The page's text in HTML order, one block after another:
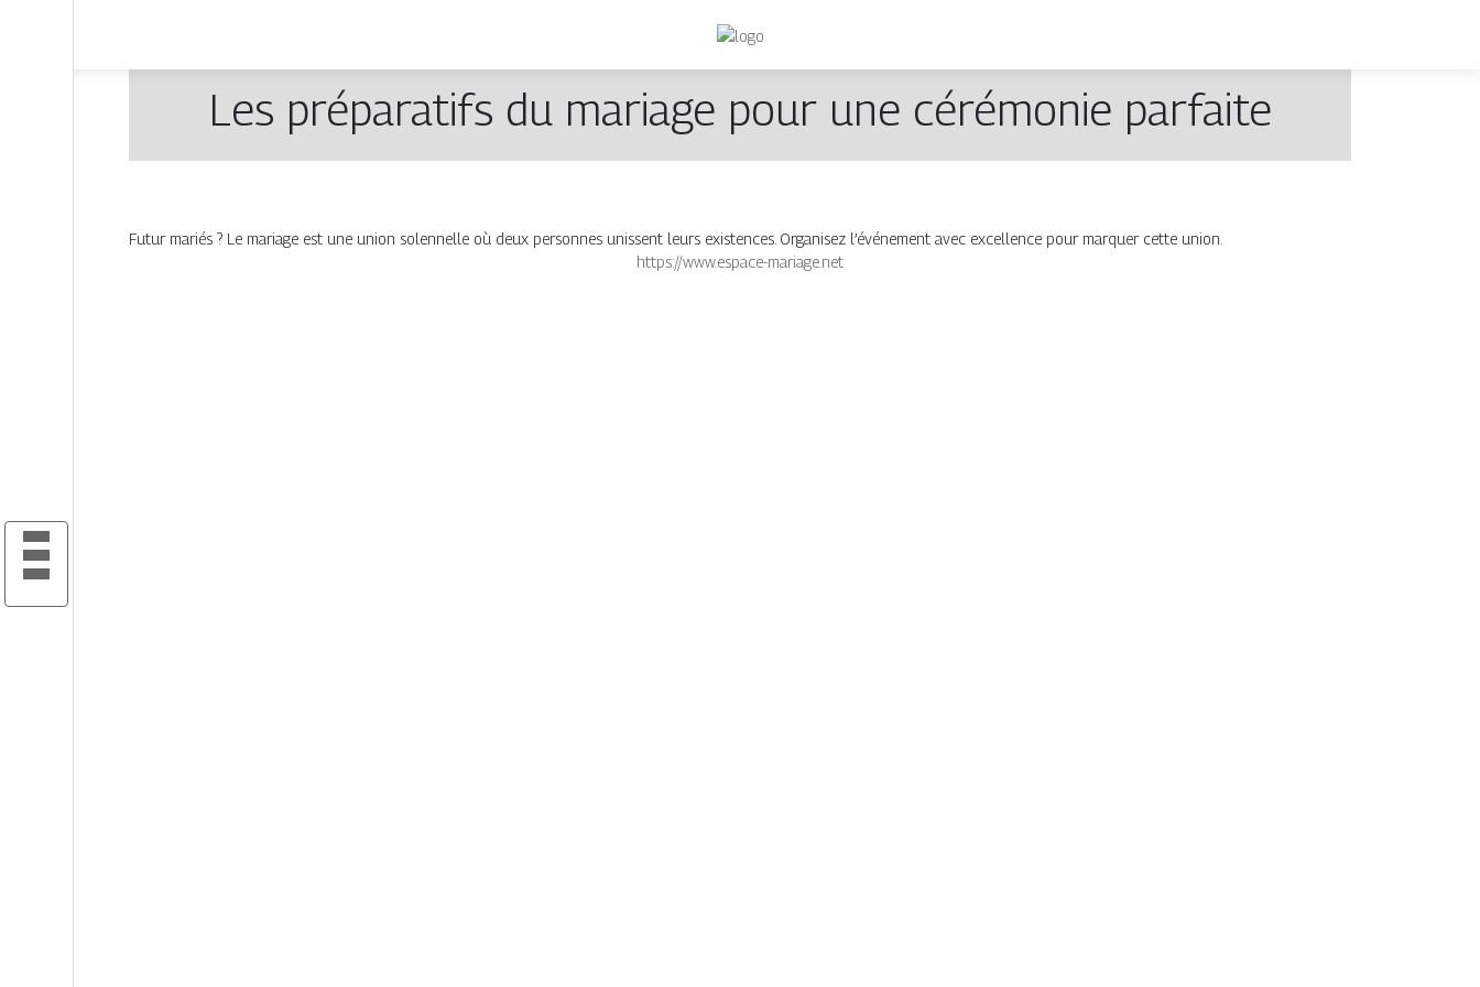
Les préparatifs du mariage pour une cérémonie parfaite
Futur mariés ? Le mariage est une union solennelle où deux personnes unissent leurs existences. Organisez l’événement avec excellence pour marquer cette union.
https://www.espace-mariage.net